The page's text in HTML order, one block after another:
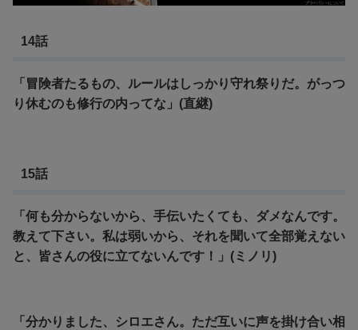
14話
「冒険者たるもの、ルールはしっかり守れ祭りだ。がっつ
り休むのも修行の内ってな」(直継)
15話
「何も分からないから、手伝いたくても、ダメなんです。
教えて下さい。私は弱いから、それを聞いて全部覚えない
と、皆さんの役に立てないんです！」(ミノリ)
「分かりました、シロエさん。ただ互いに声を掛け合い相